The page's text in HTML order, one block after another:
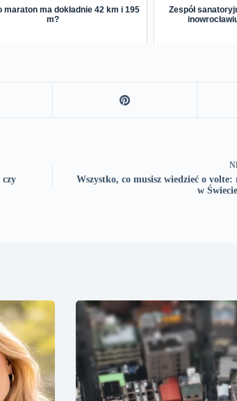
maraton ma dokładnie 42 km i 195
m?
Zespół
Wszystko, co musisz wiedzieć o volte:
w